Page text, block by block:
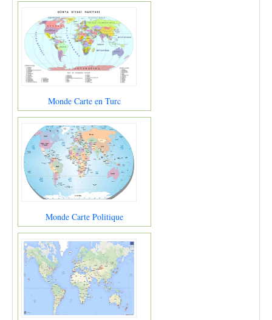
Monde Carte en Turc
Monde Carte Politique